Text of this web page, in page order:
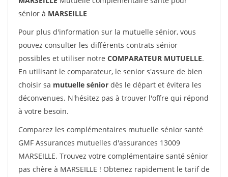
sénior à MARSEILLE
Pour plus d'information sur la mutuelle sénior, vous
pouvez consulter les différents contrats sénior
possibles et utiliser notre COMPARATEUR MUTUELLE.
En utilisant le comparateur, le senior s'assure de bien
choisir sa mutuelle sénior dès le départ et évitera les
déconvenues. N'hésitez pas à trouver l'offre qui répond
à votre besoin.
Comparez les complémentaires mutuelle sénior santé
GMF Assurances mutuelles d'assurances 13009
MARSEILLE. Trouvez votre complémentaire santé sénior
pas chère à MARSEILLE ! Obtenez rapidement le tarif de